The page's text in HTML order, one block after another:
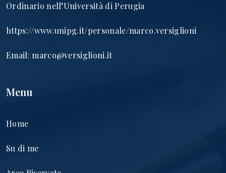
Ordinario nell’Università di Perugia
https://www.unipg.it/personale/marco.versiglioni
Email:marco@versiglioni.it
Menu
Home
Su di me